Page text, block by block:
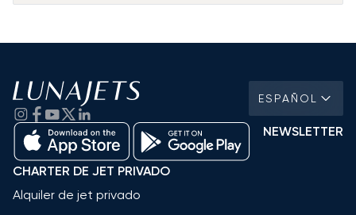
ESPAÑOL
NEWSLETTER
CHARTER DE JET PRIVADO
Alquiler de jet privado